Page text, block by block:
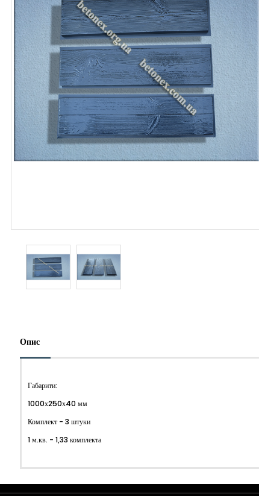
Опис
Габарити:
1000х250х40 мм
Комплект - 3 штуки
1 м.кв. - 1,33 комплекта